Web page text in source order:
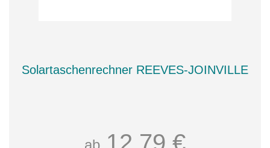
Solartaschenrechner REEVES-JOINVILLE
ab 12,79 €